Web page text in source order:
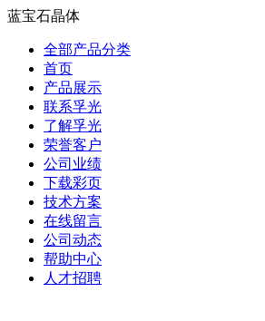
蓝宝石晶体
全部产品分类
首页
产品展示
联系孚光
了解孚光
荣誉客户
公司业绩
下载彩页
技术方案
在线留言
公司动态
帮助中心
人才招聘